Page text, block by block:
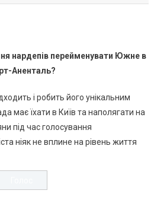
нардепів перейменувати Южне в
Аненталь?
і робить його унікальним
має їхати в Київ та наполягати на
під час голосування
ніяк не вплине на рівень життя